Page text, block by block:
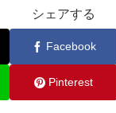
シェアする
Facebook
Pinterest